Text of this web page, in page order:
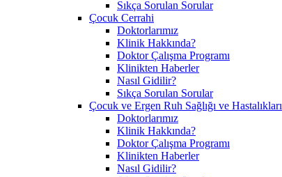
Sıkça Sorulan Sorular
Çocuk Cerrahi
Doktorlarımız
Klinik Hakkında?
Doktor Çalışma Programı
Klinikten Haberler
Nasıl Gidilir?
Sıkça Sorulan Sorular
Çocuk ve Ergen Ruh Sağlığı ve Hastalıkları
Doktorlarımız
Klinik Hakkında?
Doktor Çalışma Programı
Klinikten Haberler
Nasıl Gidilir?